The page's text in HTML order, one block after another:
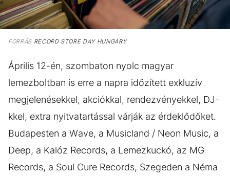
FORRÁSRECORD STORE DAY HUNGARY
Április 12-én, szombaton nyolc magyar
lemezboltban is erre a napra időzített exkluzív
megjelenésekkel, akciókkal, rendezvényekkel, DJ-
kkel, extra nyitvatartással várják az érdeklődőket.
Budapesten a Wave, a Musicland / Neon Music, a
Deep, a Kalóz Records, a Lemezkuckó, az MG
Records, a Soul Cure Records, Szegeden a Néma